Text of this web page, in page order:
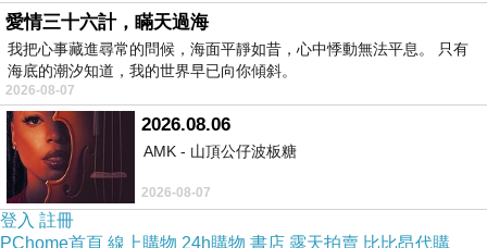
愛情三十六計，瞞天過海
我把心事藏進尋常的問候，海面平靜如昔，心中悸動無法平息。 只有
海底的潮汐知道，我的世界早已向你傾斜。
2026-08-07
2026.08.06
AMK - 山頂公仔波板糖
2026-08-07
登入 註冊
PChome首頁 線上購物 24h購物 書店 露天拍賣 比比昂代購